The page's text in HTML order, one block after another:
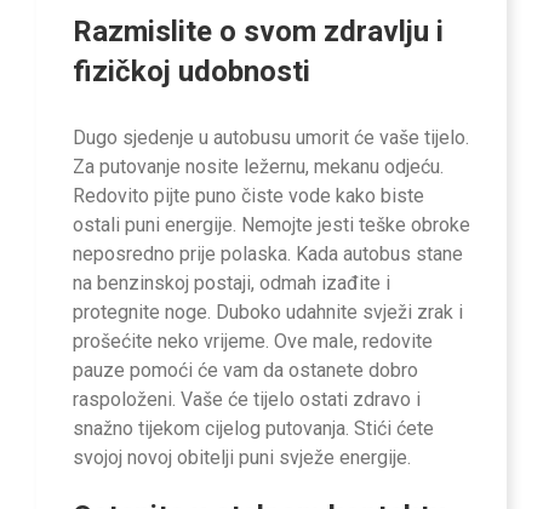
Razmislite o svom zdravlju i
fizičkoj udobnosti
Dugo sjedenje u autobusu umorit će vaše tijelo.
Za putovanje nosite ležernu, mekanu odjeću.
Redovito pijte puno čiste vode kako biste
ostali puni energije. Nemojte jesti teške obroke
neposredno prije polaska. Kada autobus stane
na benzinskoj postaji, odmah izađite i
protegnite noge. Duboko udahnite svježi zrak i
prošećite neko vrijeme. Ove male, redovite
pauze pomoći će vam da ostanete dobro
raspoloženi. Vaše će tijelo ostati zdravo i
snažno tijekom cijelog putovanja. Stići ćete
svojoj novoj obitelji puni svježe energije.